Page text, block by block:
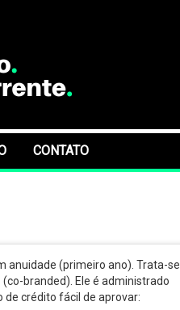
CONTATO
anuidade (primeiro ano). Trata-se
branded). Ele é administrado
de crédito fácil de aprovar: